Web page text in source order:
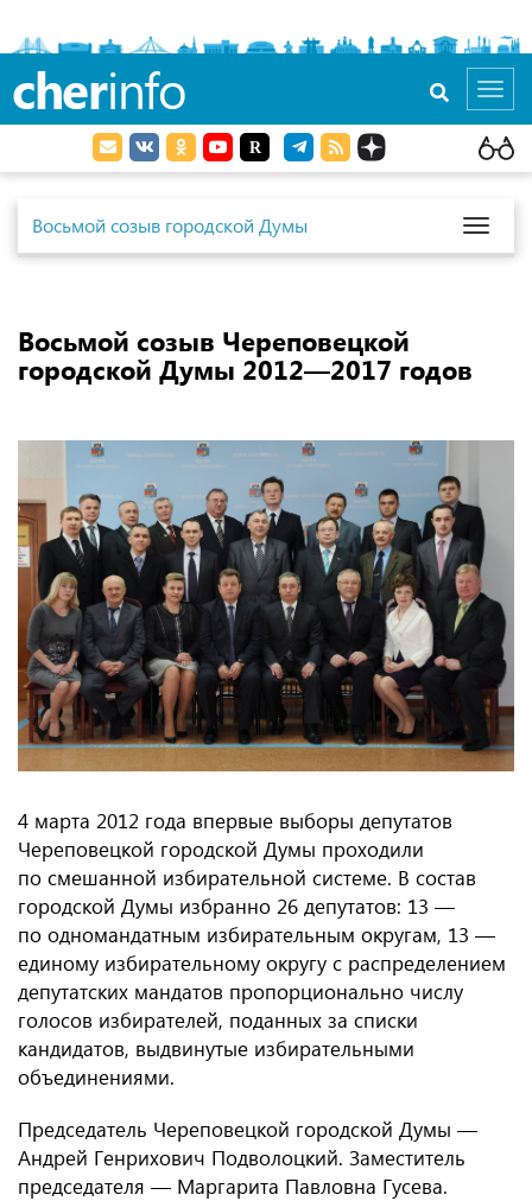
cherinfo
Восьмой созыв городской Думы
Восьмой созыв Череповецкой
городской Думы 2012—2017 годов
4 марта 2012 года впервые выборы депутатов
Череповецкой городской Думы проходили
по смешанной избирательной системе. В состав
городской Думы избранно 26 депутатов: 13 —
по одномандатным избирательным округам, 13 —
единому избирательному округу с распределением
депутатских мандатов пропорционально числу
голосов избирателей, поданных за списки
кандидатов, выдвинутые избирательными
объединениями.
Председатель Череповецкой городской Думы —
Андрей Генрихович Подволоцкий. Заместитель
председателя — Маргарита Павловна Гусева.